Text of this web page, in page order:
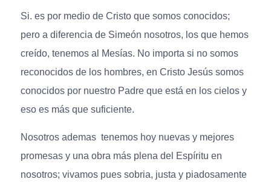
Si. es por medio de Cristo que somos conocidos;
pero a diferencia de Simeón nosotros, los que hemos
creído, tenemos al Mesías. No importa si no somos
reconocidos de los hombres, en Cristo Jesús somos
conocidos por nuestro Padre que está en los cielos y
eso es más que suficiente.
Nosotros ademas tenemos hoy nuevas y mejores
promesas y una obra más plena del Espíritu en
nosotros; vivamos pues sobria, justa y piadosamente